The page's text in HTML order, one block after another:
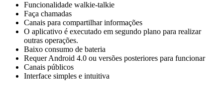
Funcionalidade walkie-talkie
Faça chamadas
Canais para compartilhar informações
O aplicativo é executado em segundo plano para realizar
outras operações.
Baixo consumo de bateria
Requer Android 4.0 ou versões posteriores para funcionar
Canais públicos
Interface simples e intuitiva